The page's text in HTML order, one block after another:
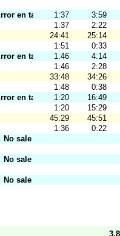
en tarj. 1:37
3:59
1:37
2:22
24:41
25:14
1:51
0:33
en tarj. 1:46
4:14
1:46
2:28
33:48
34:26
1:48
0:38
en tarj. 1:20
16:49
1:20
15:29
45:29
45:51
1:36
0:22
No sale
No sale
No sale